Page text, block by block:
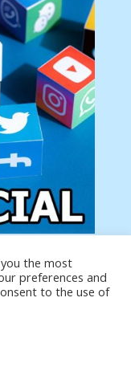
link de tu
the most
preferences and
to the use of